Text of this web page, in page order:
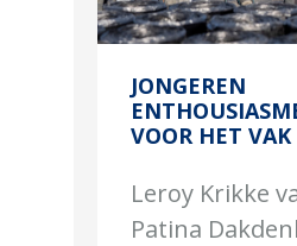
JONGEREN
VOOR HET VAK
Leroy Krikke
Patina